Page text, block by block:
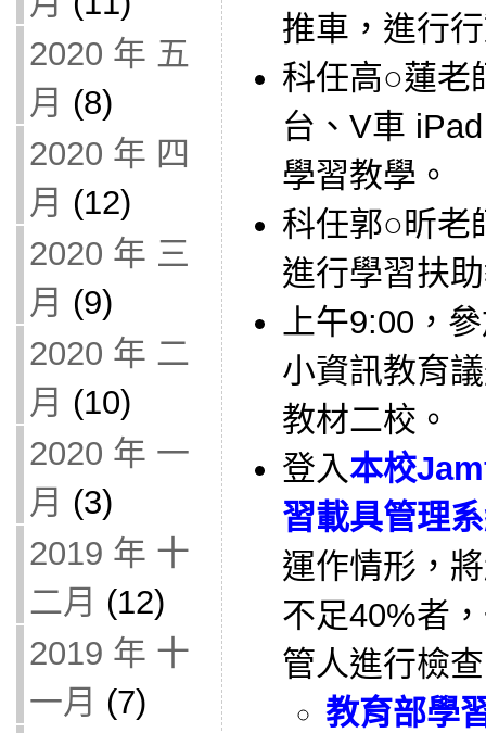
2020 年 五
月 (8)
2020 年 四
月 (12)
2020 年 三
月 (9)
2020 年 二
月 (10)
2020 年 一
月 (3)
2019 年 十
二月 (12)
2019 年 十
一月 (7)
推車，進行
科任高○蓮老
台、V車
學習教學。
科任郭○昕老
進行學習扶
上午9:00，
小資訊教育
教材二校。
登入本校
習載具管理
運作情形，
不足40%者
管人進行檢
教育部學